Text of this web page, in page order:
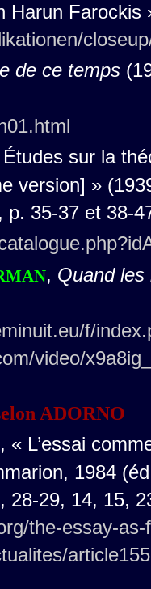
Harun
de ce temps
sur la
version] »
p. 35-37 et 38-
, Quand les
f/
video/
ADORNO
, « L’essai
1984
28-29, 14, 15,
the-essay-